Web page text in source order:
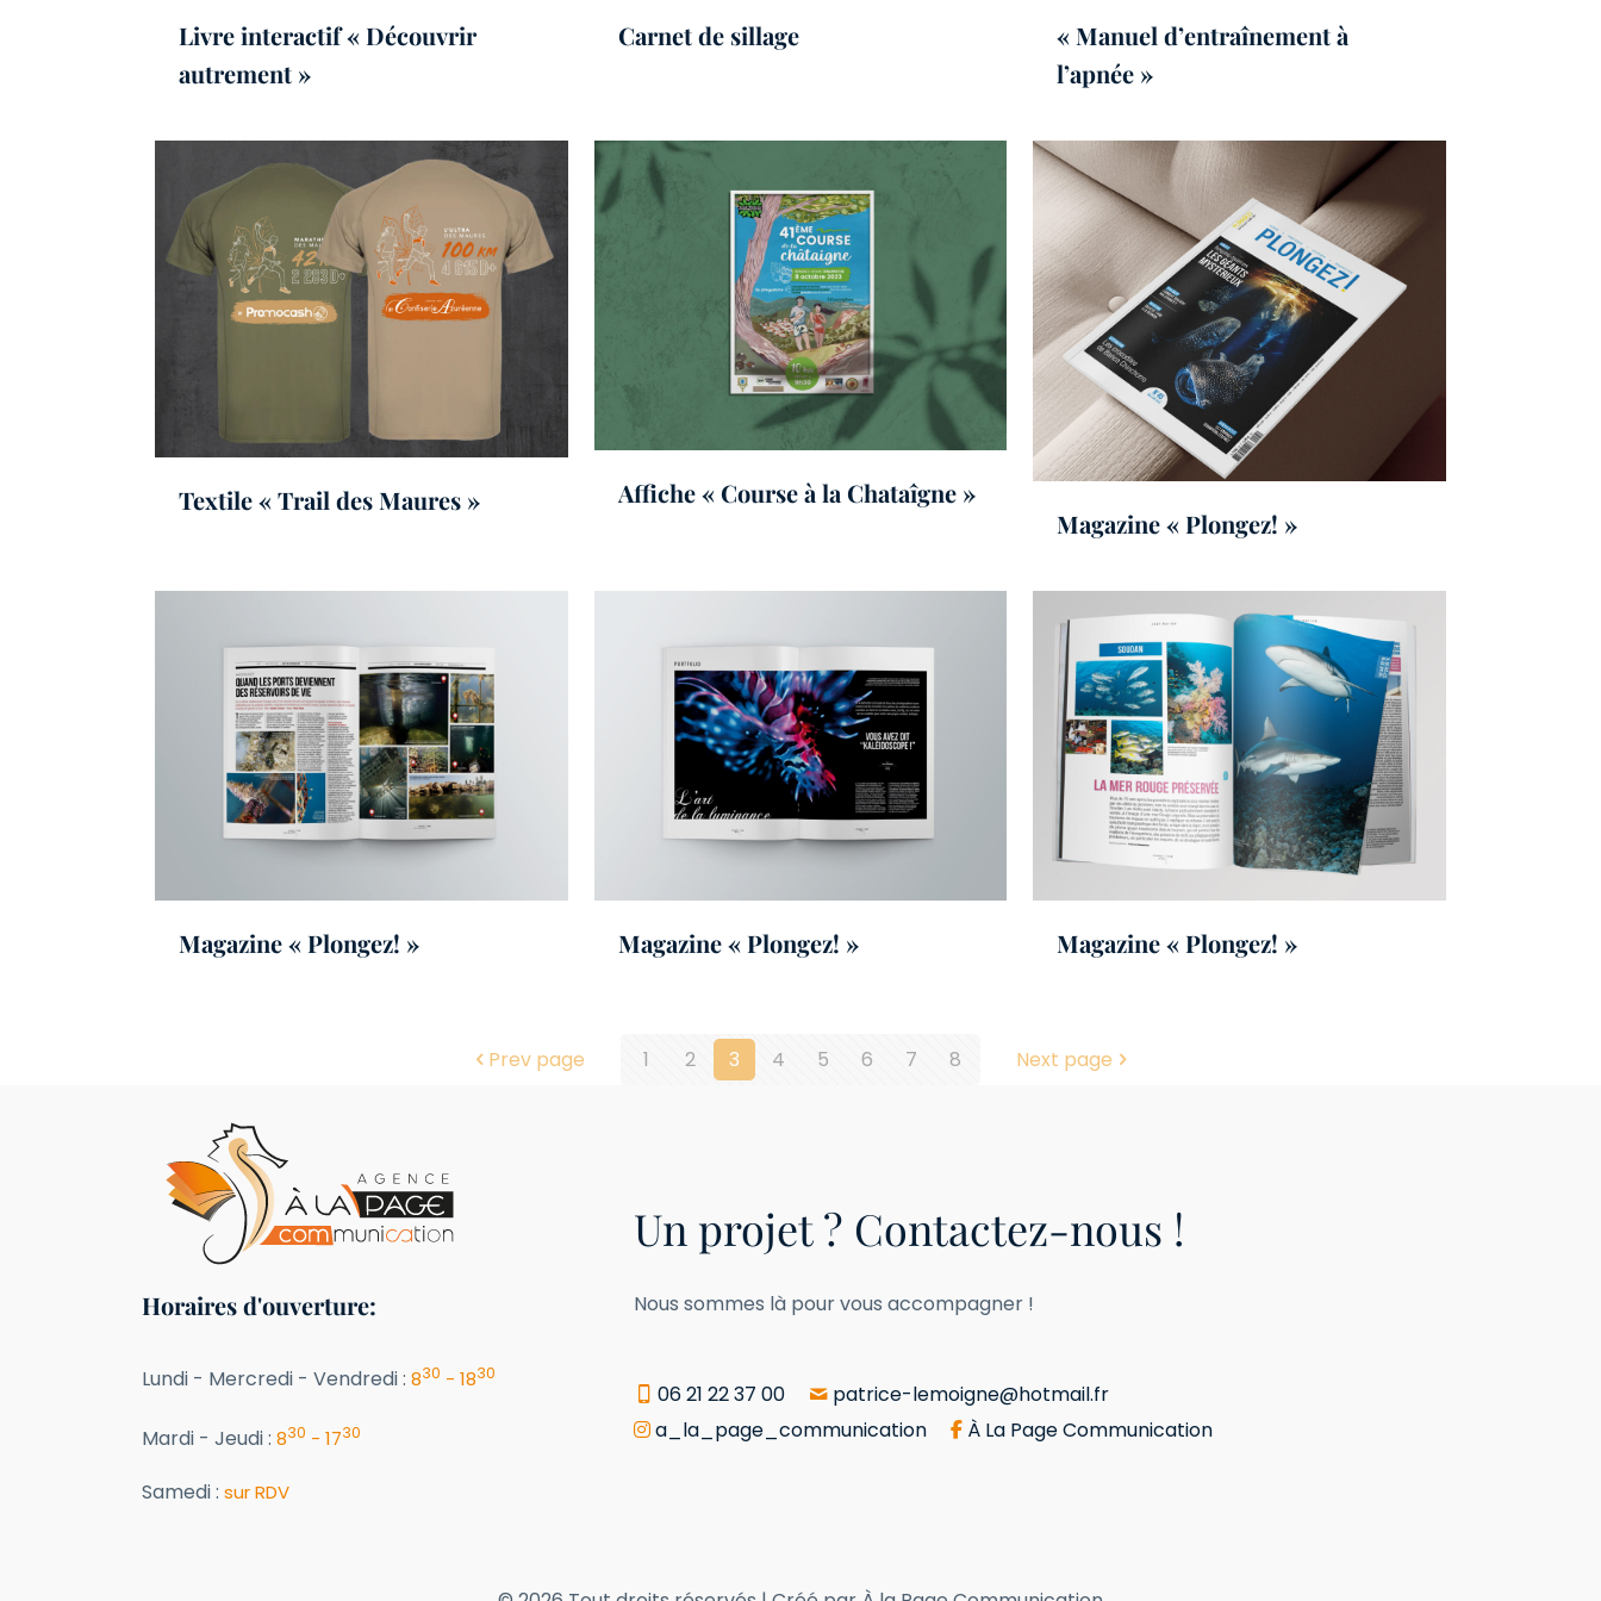
Livre interactif « Découvrir
autrement »
Carnet de sillage
« Manuel d’entraînement à
l’apnée »
Textile « Trail des Maures »
Affiche « Course à la Chataîgne »
Magazine « Plongez! »
Magazine « Plongez! » Magazine « Plongez! » Magazine « Plongez! »
Prev page 1 2 3 4 5 6 7 8 Next page
Horaires d'ouverture:
Lundi - Mercredi - Vendredi : 830 - 1830
Mardi - Jeudi : 830 - 1730
Samedi : sur RDV
Un projet ? Contactez-nous !
Nous sommes là pour vous accompagner !
06 21 22 37 00
patrice-lemoigne@hotmail.fr
a_la_page_communication
À La Page Communication